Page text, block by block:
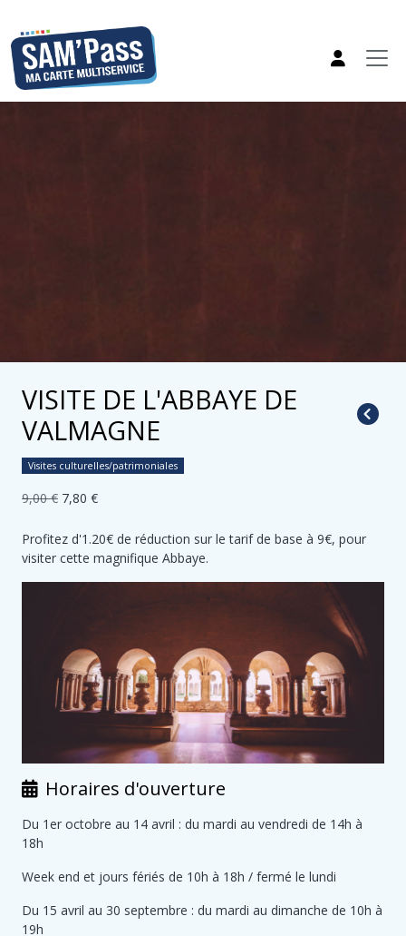
VISITE DE L'ABBAYE DE
VALMAGNE
Visites culturelles/patrimoniales
9,00 € 7,80 €
Profitez d'1.20€ de réduction sur le tarif de base à 9€, pour
visiter cette magnifique Abbaye.
Horaires d'ouverture
Du 1er octobre au 14 avril : du mardi au vendredi de 14h à
18h
Week end et jours fériés de 10h à 18h / fermé le lundi
Du 15 avril au 30 septembre : du mardi au dimanche de 10h à
19h